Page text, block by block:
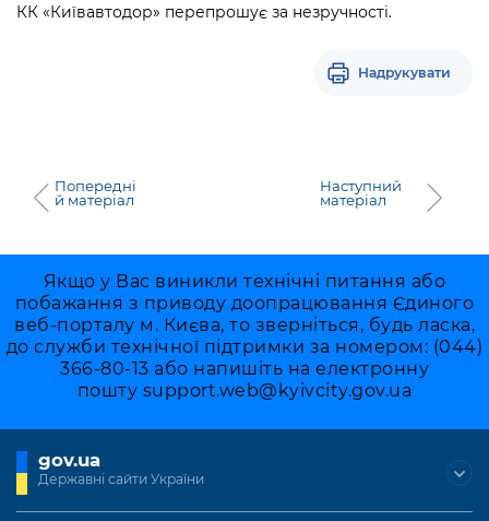
КК «Київавтодор» перепрошує за незручності.
Надрукувати
Попередні
й матеріал
Наступний
матеріал
Якщо у Вас виникли технічні питання або
побажання з приводу доопрацювання Єдиного
веб-порталу м. Києва, то зверніться, будь ласка,
до служби технічної підтримки за номером: (044)
366-80-13 або напишіть на електронну
пошту support.web@kyivcity.gov.ua
gov.ua
Державні сайти України